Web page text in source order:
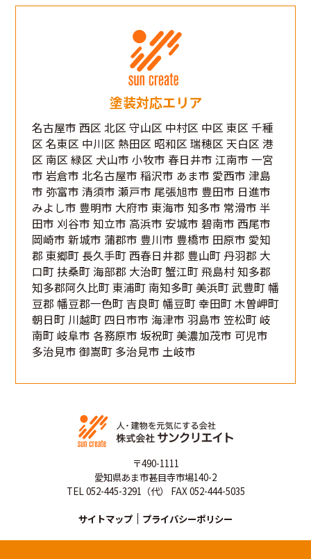
塗装対応エリア
名古屋市 西区 北区 守山区 中村区 中区 東区 千種
区 名東区 中川区 熱田区 昭和区 瑞穂区 天白区 港
区 南区 緑区 犬山市 小牧市 春日井市 江南市 一宮
市 岩倉市 北名古屋市 稲沢市 あま市 愛西市 津島
市 弥富市 清須市 瀬戸市 尾張旭市 豊田市 日進市
みよし市 豊明市 大府市 東海市 知多市 常滑市 半
田市 刈谷市 知立市 高浜市 安城市 碧南市 西尾市
岡崎市 新城市 蒲郡市 豊川市 豊橋市 田原市 愛知
郡 東郷町 長久手町 西春日井郡 豊山町 丹羽郡 大
口町 扶桑町 海部郡 大治町 蟹江町 飛島村 知多郡
知多郡阿久比町 東浦町 南知多町 美浜町 武豊町 幡
豆郡 幡豆郡一色町 吉良町 幡豆町 幸田町 木曽岬町
朝日町 川越町 四日市市 海津市 羽島市 笠松町 岐
南町 岐阜市 各務原市 坂祝町 美濃加茂市 可児市
多治見市 御嵩町 多治見市 土岐市
〒490-1111
愛知県あま市甚目寺市場140-2
TEL 052-445-3291（代） FAX 052-444-5035
サイトマップ プライバシーポリシー